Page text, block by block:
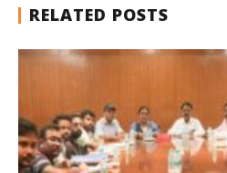
RELATED POSTS